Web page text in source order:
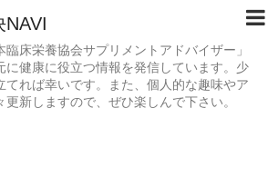
床栄養協会サプリメントアドバイザー」
に健康に役立つ情報を発信しています。少
てれば幸いです。また、個人的な趣味やア
更新しますので、ぜひ楽しんで下さい。